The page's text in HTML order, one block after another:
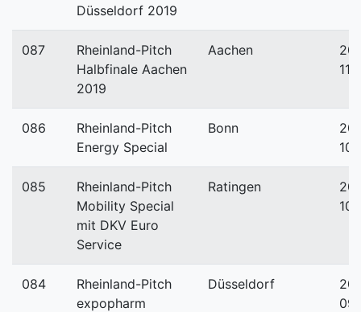
Düsseldorf 2019
087
Rheinland-Pitch
Halbfinale Aachen
2019
Aachen
11-
086
Rheinland-Pitch
Energy Special
Bonn
085
Rheinland-Pitch
Mobility Special
mit DKV Euro
Service
Ratingen
084
Rheinland-Pitch
expopharm
Düsseldorf